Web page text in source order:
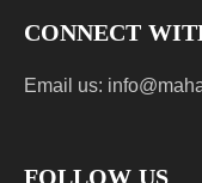
CONNECT
Email us: